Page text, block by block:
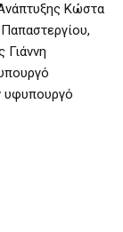
Κώστα
Γιάννη
υφυπουργό